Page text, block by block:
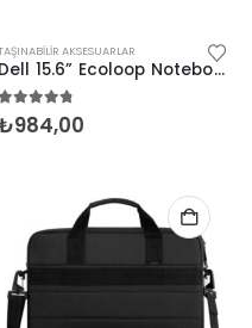
AKSESUARLAR
Dell 15.6” Ecoloop Notebook Çantası (460-BDST)
4.675 üzerinden
984,00